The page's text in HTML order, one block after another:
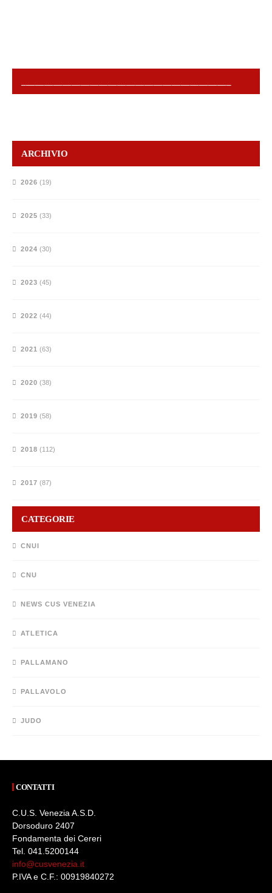
ARCHIVIO
2026 (19)
2025 (33)
2024 (30)
2023 (45)
2022 (44)
2021 (63)
2020 (38)
2019 (58)
2018 (112)
2017 (87)
CATEGORIE
CNUI
CNU
NEWS CUS VENEZIA
ATLETICA
PALLAMANO
PALLAVOLO
JUDO
CONTATTI
C.U.S. Venezia A.S.D.
Dorsoduro 2407
Fondamenta dei Cereri
Tel. 041.5200144
info@cusvenezia.it
P.IVA e C.F.: 00919840272